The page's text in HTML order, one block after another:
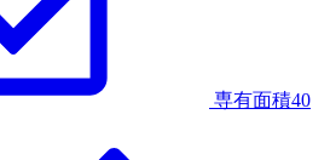
専有面積40